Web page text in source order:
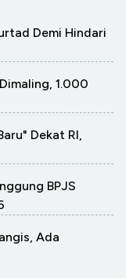
Demi Hindari
1.000
Dekat RI,
BPJS
Ada